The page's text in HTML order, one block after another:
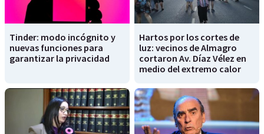
Tinder: modo incógnito y
nuevas funciones para
garantizar la privacidad
Hartos por los cortes de
luz: vecinos de Almagro
cortaron Av. Díaz Vélez en
medio del extremo calor